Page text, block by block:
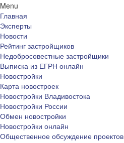
Menu
Главная
Эксперты
Новости
Рейтинг застройщиков
Недобросовестные застройщики
Выписка из ЕГРН онлайн
Новостройки
Карта новостроек
Новостройки Владивостока
Новостройки России
Обмен новостройки
Новостройки онлайн
Общественное обсуждение проектов